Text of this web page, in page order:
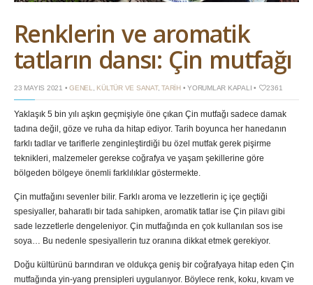
Renklerin ve aromatik
tatların dansı: Çin mutfağı
23 MAYIS 2021 • GENEL KÜLTÜR VE SANAT, TARIH• RENKLERIN
TATLARIN
ÇIN
MUTFAĞI
YORUMLAR KAPALI • 2361
Yaklaşık 5 bin yılı aşkın geçmişiyle öne çıkan Çin mutfağı sadece damak
tadına değil, göze ve ruha da hitap ediyor. Tarih boyunca her hanedanın
farklı tadlar ve tariflerle zenginleştirdiği bu özel mutfak gerek pişirme
teknikleri, malzemeler gerekse coğrafya ve yaşam şekillerine göre
bölgeden bölgeye önemli farklılıklar göstermekte.
Çin mutfağını sevenler bilir. Farklı aroma ve lezzetlerin iç içe geçtiği
spesiyaller, baharatlı bir tada sahipken, aromatik tatlar ise Çin pilavı gibi
sade lezzetlerle dengeleniyor. Çin mutfağında en çok kullanılan sos ise
soya… Bu nedenle spesiyallerin tuz oranına dikkat etmek gerekiyor.
Doğu kültürünü barındıran ve oldukça geniş bir coğrafyaya hitap eden Çin
mutfağında yin-yang prensipleri uygulanıyor. Böylece renk, koku, kıvam ve